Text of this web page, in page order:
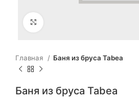
Главная Баня из бруса Tabea
Баня из бруса Tabea